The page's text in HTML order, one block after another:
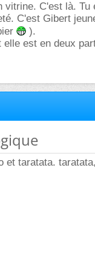
vitrine. C'est là.
C'est Gibert
).
est en deux
et taratata.